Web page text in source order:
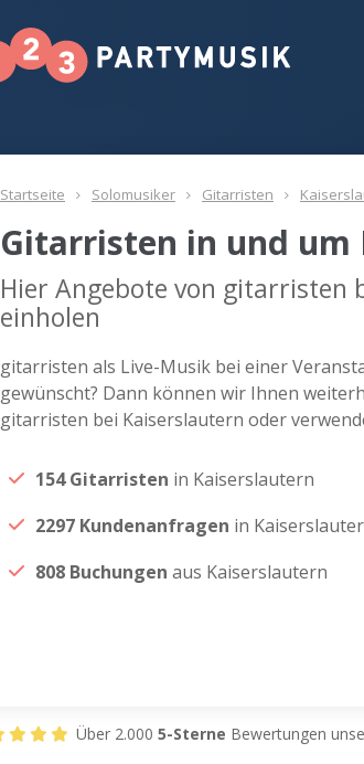
Startseite Solomusiker Gitarristen
Gitarristen in und um
Hier Angebote von gitarristen
einholen
gitarristen als Live-Musik bei einer
gewünscht? Dann können wir Ihnen
gitarristen bei Kaiserslautern oder
154 Gitarristen in Kaiserslautern
2297 Kundenanfragen in
808 Buchungen aus Kaiserslautern
Über 2.000 5-Sterne Bewertungen